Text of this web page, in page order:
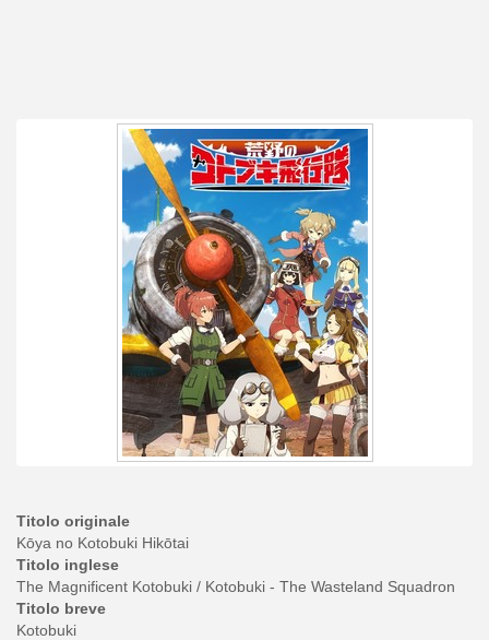
Titolo originale
Kōya no Kotobuki Hikōtai
Titolo inglese
The Magnificent Kotobuki / Kotobuki - The Wasteland Squadron
Titolo breve
Kotobuki